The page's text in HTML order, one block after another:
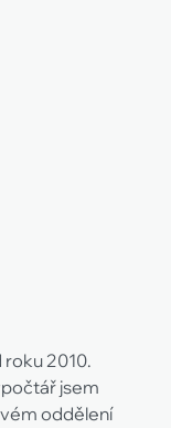
roku 2010.
jsem
oddělení